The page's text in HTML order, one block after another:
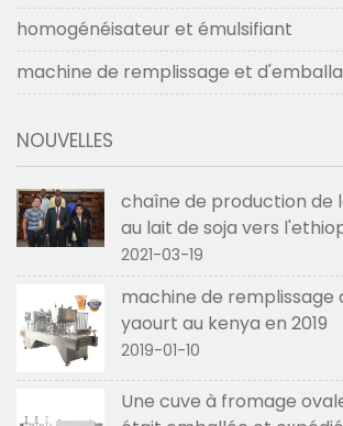
homogénéisateur et émulsifiant
machine de remplissage et
NOUVELLES
chaîne de production de
au lait de soja vers
2021-03-19
machine de remplissage
yaourt au kenya en 2019
2019-01-10
Une cuve à fromage